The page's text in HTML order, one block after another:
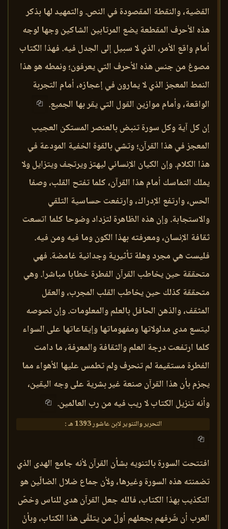
القضية، والنقطة المقصودة في النص. والتمهيد لها بذكر
هذه الأحرف المقطعة يضع المرتابين الشاكين وجها لوجه
أمام واقع الأمر، الذي لا سبيل إلى الجدل فيه. فهذا الكتاب
مصوغ من جنس هذه الأحرف التي يعرفون؛ ونمطه هو هذا
النمط المعجز الذي لا يمارون في إعجازه، أمام التجربة
الواقعة، وأمام موازين القول التي يقر بها الجميع.
إن كل آية وكل سورة تنبض بالعنصر المستكن العجيب
المعجز في هذا القرآن؛ وتشي بالقوة الخفية المودعة في
هذا الكلام. وإن الكيان الإنساني ليهتز ويرتجف ويتزايل ولا
يملك التماسك أمام هذا القرآن، كلما تفتح القلب، وصفا
الحس، وارتفع الإدراك، وارتفعت حساسية التلقي
والاستجابة. وإن هذه الظاهرة لتزداد وضوحا كلما اتسعت
ثقافة الإنسان، ومعرفته بهذا الكون وما فيه ومن فيه.
فليست هي مجرد وهلة تأثيرية وجدانية غامضة. فهي
متحققة حين يخاطب القرآن الفطرة خطابا مباشرا. وهي
متحققة كذلك حين يخاطب القلب المجرب، والعقل
المثقف، والذهن الحافل بالعلم والمعلومات. وإن نصوصه
ليتسع مدى مدلولاتها ومفهوماتها وإيقاعاتها على السواء
كلما ارتفعت درجة العلم والثقافة والمعرفة، ما دامت
الفطرة مستقيمة لم تنحرف ولم تطمس عليها الأهواء مما
يجزم بأن هذا القرآن صنعة غير بشرية على وجه اليقين،
وأنه تنزيل الكتاب لا ريب فيه من رب العالمين.
التحرير والتنوير لابن عاشور 1393 هـ :
افتتحت السورة بالتنويه بشأن القرآن لأنه جامع الهدى الذي
تضمنته هذه السورة وغيرها، ولأن جماع ضلال الضالّين هو
التكذيب بهذا الكتاب، فالله جعل القرآن هدى للناس وخصّ
العرب أن شَرفهم بجعلهم أولَ من يتلقّى هذا الكتاب، وبأنْ